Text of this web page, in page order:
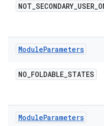
NOT_SECONDARY_USER_
ModuleParameters
NO_FOLDABLE_STATES
ModuleParameters